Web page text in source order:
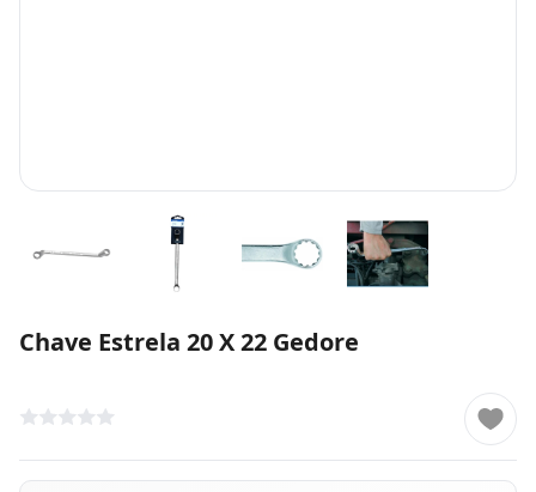
Chave Estrela 20 X 22 Gedore